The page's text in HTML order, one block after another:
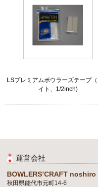
LSプレミアムボウラーズテープ
イト、1/2inch)
運営会社
BOWLERS’CRAFT noshiro
秋田県能代市元町14-6